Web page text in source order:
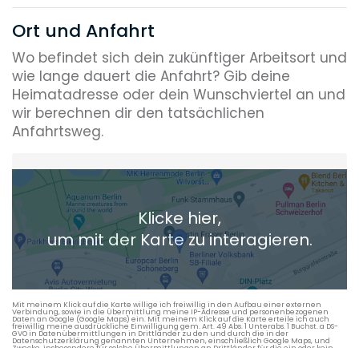
Ort und Anfahrt
Wo befindet sich dein zukünftiger Arbeitsort und
wie lange dauert die Anfahrt? Gib deine
Heimatadresse oder dein Wunschviertel an und
wir berechnen dir den tatsächlichen
Anfahrtsweg.
Heimatadresse oder Wunschort
+ Aktuellen Standort hinzufügen
Die berechneten Anreisezeiten basieren auf den
Verkehrsdaten eines typischen Dienstag morgens um 8:30.
Klicke hier,
um mit der Karte zu interagieren.
Mit meinem Klick auf die Karte willige ich freiwillig in den Aufbau einer externen
Verbindung, sowie in die Übermittlung meine IP-Adresse und personenbezogenen
Daten an Google (Google Maps) ein. Mit meinem Klick auf die Karte erteile ich auch
freiwillig meine ausdrückliche Einwilligung gem. Art. 49 Abs. 1 Unterabs. 1 Buchst. a DS-
GVO in Datenübermittlungen in Drittländer zu den und durch die in der
Datenschutzerklärung genannten Unternehmen, einschließlich Google Maps, und